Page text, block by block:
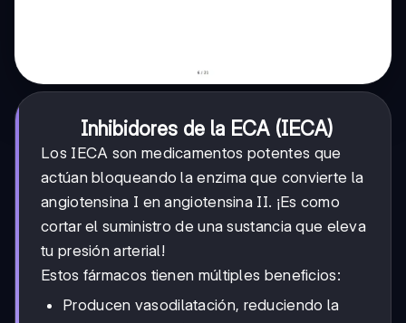
Inhibidores de la ECA (IECA)
Los IECA son medicamentos potentes que
actúan bloqueando la enzima que convierte la
angiotensina I en angiotensina II. ¡Es como
cortar el suministro de una sustancia que eleva
tu presión arterial!
Estos fármacos tienen múltiples beneficios:
Producen vasodilatación, reduciendo la